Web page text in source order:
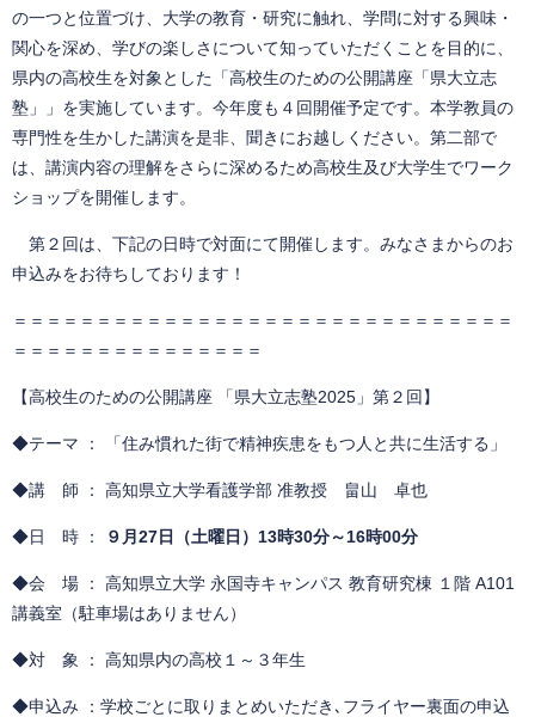
の一つと位置づけ、大学の教育・研究に触れ、学問に対する興味・
関心を深め、学びの楽しさについて知っていただくことを目的に、
県内の高校生を対象とした「高校生のための公開講座「県大立志
塾」」を実施しています。今年度も４回開催予定です。本学教員の
専門性を生かした講演を是非、聞きにお越しください。第二部で
は、講演内容の理解をさらに深めるため高校生及び大学生でワーク
ショップを開催します。
第２回は、下記の日時で対面にて開催します。みなさまからのお
申込みをお待ちしております！
＝＝＝＝＝＝＝＝＝＝＝＝＝＝＝＝＝＝＝＝＝＝＝＝＝＝＝＝＝＝
＝＝＝＝＝＝＝＝＝＝＝＝＝＝＝
【高校生のための公開講座 「県大立志塾2025」第２回】
◆テーマ ： 「住み慣れた街で精神疾患をもつ人と共に生活する」
◆講 師 ： 高知県立大学看護学部 准教授 畠山 卓也
◆日 時 ： ９月27日（土曜日）13時30分～16時00分
◆会 場 ： 高知県立大学 永国寺キャンパス 教育研究棟 １階 A101
講義室（駐車場はありません）
◆対 象 ： 高知県内の高校１～３年生
◆申込み ：学校ごとに取りまとめいただき､フライヤー裏面の申込